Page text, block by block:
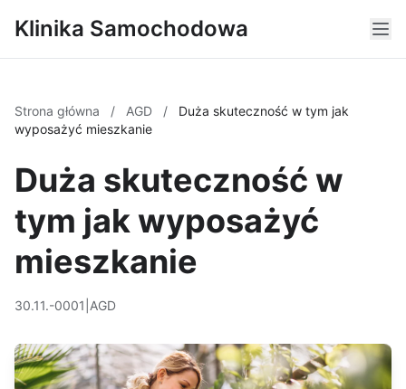
Klinika Samochodowa
Strona główna / AGD /
Duża skuteczność w tym jak
wyposażyć mieszkanie
Duża skuteczność w
tym jak wyposażyć
mieszkanie
30.11.-0001 AGD